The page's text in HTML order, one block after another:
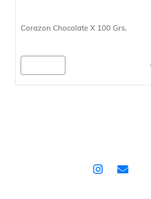
Corazon Chocolate X 100 Grs.